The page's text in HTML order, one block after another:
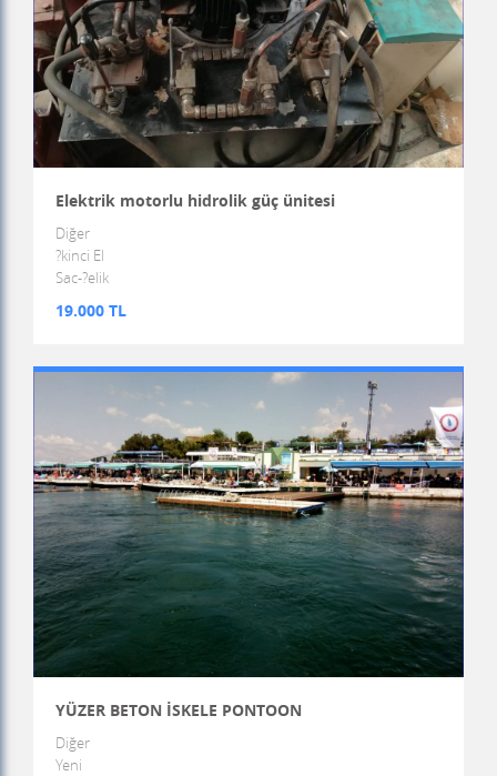
Elektrik motorlu hidrolik güç ünitesi
Diğer
?kinci El
Sac-?elik
19.000 TL
YÜZER BETON İSKELE PONTOON
Diğer
Yeni